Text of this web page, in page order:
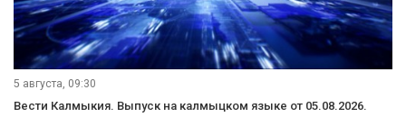
5 августа, 09:30
Вести Калмыкия. Выпуск на калмыцком языке от 05.08.2026.